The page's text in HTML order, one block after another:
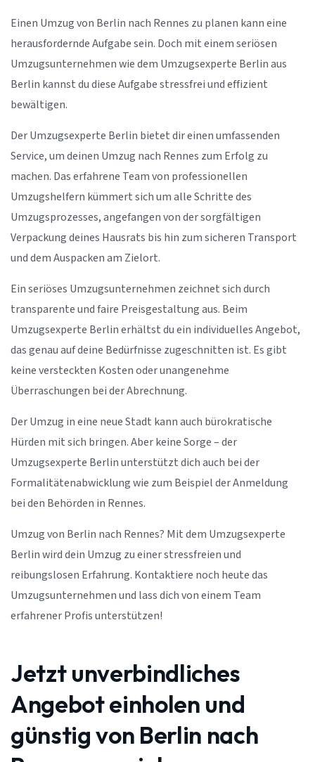
Einen Umzug von Berlin nach Rennes zu planen kann eine
herausfordernde Aufgabe sein. Doch mit einem seriösen
Umzugsunternehmen wie dem Umzugsexperte Berlin aus
Berlin kannst du diese Aufgabe stressfrei und effizient
bewältigen.
Der Umzugsexperte Berlin bietet dir einen umfassenden
Service, um deinen Umzug nach Rennes zum Erfolg zu
machen. Das erfahrene Team von professionellen
Umzugshelfern kümmert sich um alle Schritte des
Umzugsprozesses, angefangen von der sorgfältigen
Verpackung deines Hausrats bis hin zum sicheren Transport
und dem Auspacken am Zielort.
Ein seriöses Umzugsunternehmen zeichnet sich durch
transparente und faire Preisgestaltung aus. Beim
Umzugsexperte Berlin erhältst du ein individuelles Angebot,
das genau auf deine Bedürfnisse zugeschnitten ist. Es gibt
keine versteckten Kosten oder unangenehme
Überraschungen bei der Abrechnung.
Der Umzug in eine neue Stadt kann auch bürokratische
Hürden mit sich bringen. Aber keine Sorge – der
Umzugsexperte Berlin unterstützt dich auch bei der
Formalitätenabwicklung wie zum Beispiel der Anmeldung
bei den Behörden in Rennes.
Umzug von Berlin nach Rennes? Mit dem Umzugsexperte
Berlin wird dein Umzug zu einer stressfreien und
reibungslosen Erfahrung. Kontaktiere noch heute das
Umzugsunternehmen und lass dich von einem Team
erfahrener Profis unterstützen!
Jetzt unverbindliches
Angebot einholen und
günstig von Berlin nach